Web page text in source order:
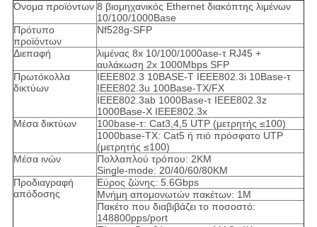
Όνομα προϊόντων 8 βιομηχανικός Ethernet διακόπτης λιμένων
10/100/1000Base
Πρότυπο
προϊόντων
Nf528g-SFP
Διεπαφή
λιμένας 8x 10/100/1000ase-τ RJ45 +
αυλάκωση 2x 1000Mbps SFP
Πρωτόκολλα
δικτύων
IEEE802.3 10BASE-Τ IEEE802.3i 10Base-τ
IEEE802.3u 100Base-TX/FX
IEEE802.3ab 1000Base-τ IEEE802.3z
1000Base-Χ IEEE802.3x
Μέσα δικτύων
100base-τ: Cat3,4,5 UTP (μετρητής ≤100)
1000base-TX: Cat5 ή πιό πρόσφατο UTP
(μετρητής ≤100)
Μέσα ινών
Πολλαπλού τρόπου: 2KM
Single-mode: 20/40/60/80KM
Προδιαγραφή
απόδοσης
Εύρος ζώνης: 5.6Gbps
Μνήμη απομονωτών πακέτων: 1M
Πακέτο που διαβιβάζει το ποσοστό:
148800pps/port